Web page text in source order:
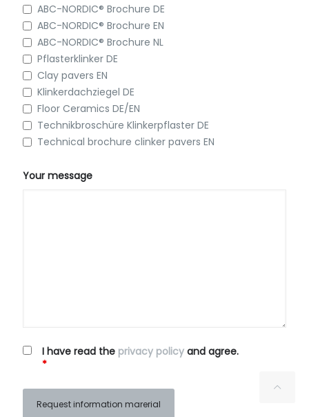
ABC-NORDIC® Brochure DE
ABC-NORDIC® Brochure EN
ABC-NORDIC® Brochure NL
Pflasterklinker DE
Clay pavers EN
Klinkerdachziegel DE
Floor Ceramics DE/EN
Technikbroschüre Klinkerpflaster DE
Technical brochure clinker pavers EN
Your message
I have read the privacy policyand agree.
*